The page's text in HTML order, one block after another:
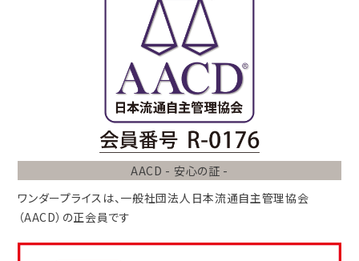
AACD - 安心の証 -
ワンダープライスは、 一般社団法人 日本流通自主管理協会
（AACD） の正会員です